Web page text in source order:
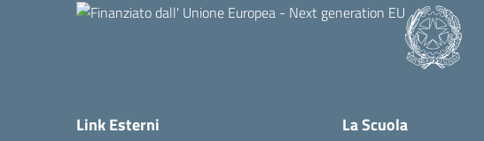
Link Esterni La Scuola